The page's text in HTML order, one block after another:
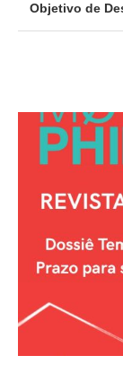
Objetivo de